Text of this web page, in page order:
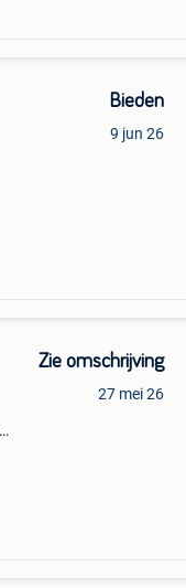
Bieden
9 jun 26
Zie omschrijving
27 mei 26